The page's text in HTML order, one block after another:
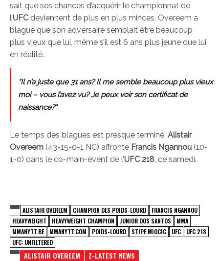
sait que ses chances d’acquérir le championnat de
l’UFC deviennent de plus en plus minces. Overeem a
blagué que son adversaire semblait être beaucoup
plus vieux que lui, même s’il est 6 ans plus jeune que lui
en réalité.
“Il n’a juste que 31 ans? Il me semble beaucoup plus vieux
moi – vous l’avez vu? Je peux voir son certificat de
naissance?”
Le temps des blagues est presque terminé. Alistair
Overeem (43-15-0-1 NC) affronte Francis Ngannou (10-
1-0) dans le co-main-event de l’UFC 218 , ce samedi.
ALISTAIR OVEREEM CHAMPION DES POIDS-LOURD
FRANCIS NGANNOU
HEAVYWEIGHT
HEAVYWEIGHT CHAMPION JUNIOR DOS SANTOS
MMA
MMANYTT.BE
MMANYTT.COM POIDS-LOURD STIPE MIOCIC UFC
UFC 218
UFC: UNFILTERED
ALISTAIR OVEREEM Z-LATEST NEWS